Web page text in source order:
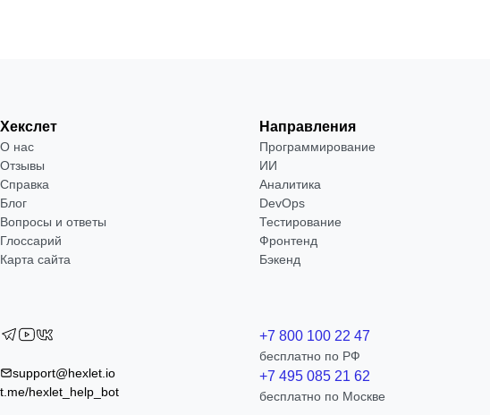
Хекслет
О нас
Отзывы
Справка
Блог
Вопросы и ответы
Глоссарий
Карта сайта
Направления
Программирование
ИИ
Аналитика
DevOps
Тестирование
Фронтенд
Бэкенд
support@hexlet.io
t.me/hexlet_help_bot
+7 800 100 22 47
бесплатно по РФ
+7 495 085 21 62
бесплатно по Москве